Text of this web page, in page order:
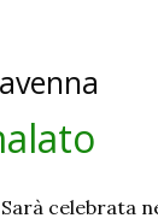
Sarà celebrata